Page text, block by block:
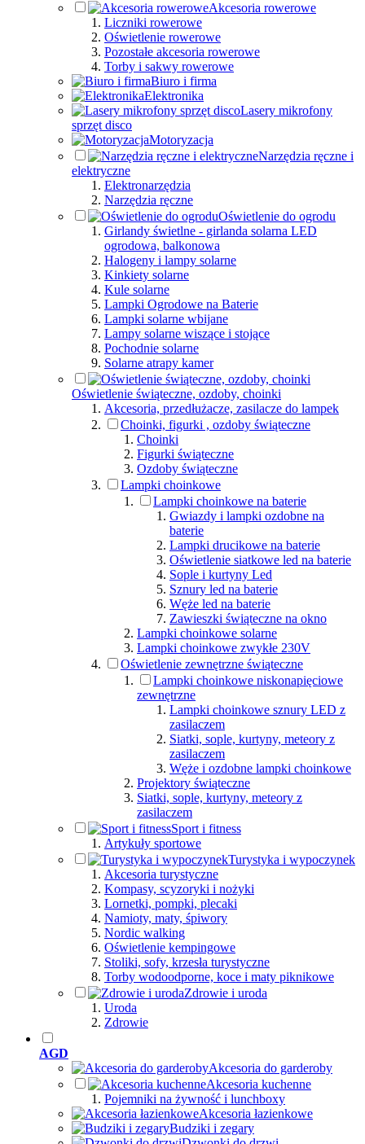
Akcesoria rowerowe
Liczniki rowerowe
Oświetlenie rowerowe
Pozostałe akcesoria rowerowe
Torby i sakwy rowerowe
Biuro i firma
Elektronika
Lasery mikrofony
sprzęt disco
Motoryzacja
Narzędzia ręczne i
elektryczne
Elektronarzędzia
Narzędzia ręczne
Oświetlenie do ogrodu
Girlandy świetlne - girlanda solarna LED
ogrodowa, balkonowa
Halogeny i lampy solarne
Kinkiety solarne
Kule solarne
Lampki Ogrodowe na Baterie
Lampki solarne wbijane
Lampy solarne wiszące i stojące
Pochodnie solarne
Solarne atrapy kamer
Oświetlenie świąteczne, ozdoby, choinki
Akcesoria, przedłużacze, zasilacze do lampek
Choinki, figurki , ozdoby świąteczne
Choinki
Figurki świąteczne
Ozdoby świąteczne
Lampki choinkowe
Lampki choinkowe na baterie
Gwiazdy i lampki ozdobne na
baterie
Lampki drucikowe na baterie
Oświetlenie siatkowe led na baterie
Sople i kurtyny Led
Sznury led na baterie
Węże led na baterie
Zawieszki świąteczne na okno
Lampki choinkowe solarne
Lampki choinkowe zwykłe 230V
Oświetlenie zewnętrzne świąteczne
Lampki choinkowe niskonapięciowe
zewnętrzne
Lampki choinkowe sznury LED z
zasilaczem
Siatki, sople, kurtyny, meteory z
zasilaczem
Węże i ozdobne lampki choinkowe
Projektory świąteczne
Siatki, sople, kurtyny, meteory z
zasilaczem
Sport i fitness
Artykuły sportowe
Turystyka i wypoczynek
Akcesoria turystyczne
Kompasy, scyzoryki i nożyki
Lornetki, pompki, plecaki
Namioty, maty, śpiwory
Nordic walking
Oświetlenie kempingowe
Stoliki, sofy, krzesła turystyczne
Torby wodoodporne, koce i maty piknikowe
Zdrowie i uroda
Uroda
Zdrowie
AGD
Akcesoria do garderoby
Akcesoria kuchenne
Pojemniki na żywność i lunchboxy
Akcesoria łazienkowe
Budziki i zegary